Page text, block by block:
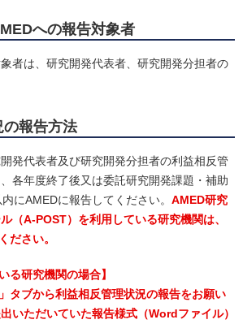
への報告対象者
者は、研究開発代表者、研究開発分担者の
報告方法
発代表者及び研究開発分担者の利益相反管
各年度終了後又は委託研究開発課題・補助
にAMEDに報告してください。 AMED研究
（A-POST）を利用している研究機関は、
ださい。
る研究機関の場合】
タブから利益相反管理状況の報告をお願い
いただいていた報告様式（Wordファイル）